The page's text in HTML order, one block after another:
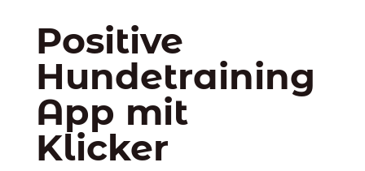
Positive
Hundetraining
App mit
Klicker